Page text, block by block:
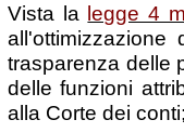
Vista la legge 4
trasparenza delle
delle funzioni
alla Corte dei conti;